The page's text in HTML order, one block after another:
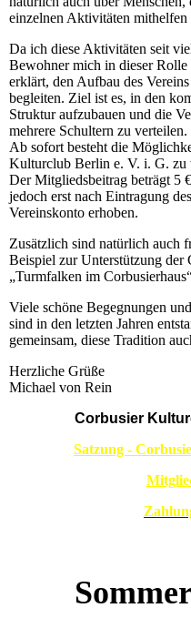
einzelnen Aktivitäten mithelfen
Da ich diese Aktivitäten seit
Bewohner mich in dieser
erklärt, den Aufbau des
begleiten. Ziel ist es, in den
Struktur aufzubauen und die
mehrere Schultern zu verteilen.
Ab sofort besteht die
Kulturclub Berlin e. V. i. G. zu
Der Mitgliedsbeitrag beträgt 5
jedoch erst nach Eintragung
Vereinskonto erhoben.
Zusätzlich sind natürlich auch
Beispiel zur Unterstützung der
„Turmfalken im
Viele schöne Begegnungen
sind in den letzten Jahren
gemeinsam, diese Tradition
Herzliche Grüße
Michael von Rein
Corbusier
Satzung -